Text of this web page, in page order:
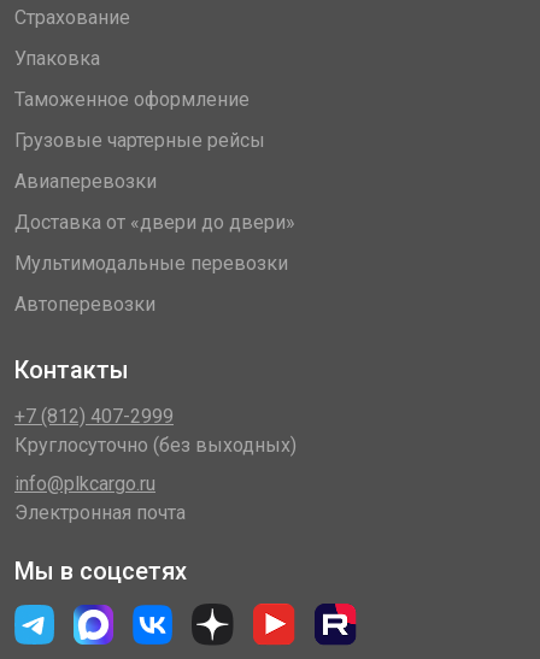
Страхование
Упаковка
Таможенное оформление
Грузовые чартерные рейсы
Авиаперевозки
Доставка от «двери до двери»
Мультимодальные перевозки
Автоперевозки
Контакты
+7 (812) 407-2999
Круглосуточно (без выходных)
info@plkcargo.ru
Электронная почта
Мы в соцсетях